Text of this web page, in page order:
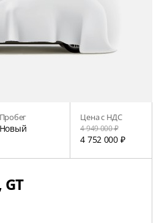
Пробег
Новый
Цена с НДС
4 949 000 ₽
4 752 000 ₽
GT